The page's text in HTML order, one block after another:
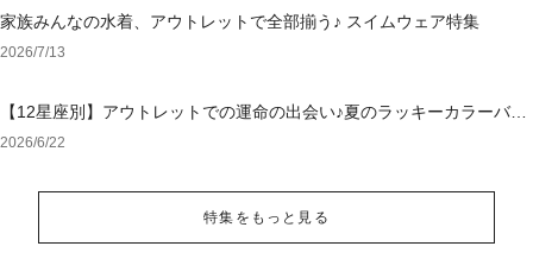
家族みんなの水着、アウトレットで全部揃う♪ スイムウェア特集
2026/7/13
【12星座別】アウトレットでの運命の出会い♪夏のラッキーカラーバッ
グ＆小物
2026/6/22
特集をもっと見る